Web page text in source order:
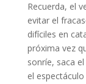
Recuerda, el
evitar el
difíciles en
próxima vez
sonríe, saca
el